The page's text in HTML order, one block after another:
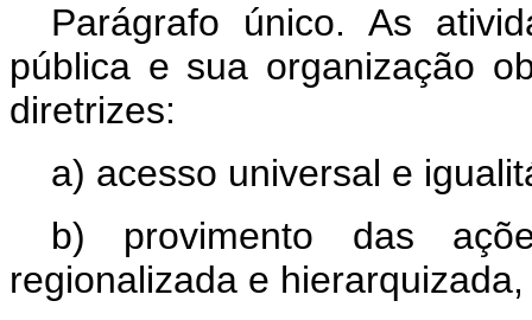
Parágrafo único. As
pública e sua organização
diretrizes:
a) acesso universal e
b) provimento das
regionalizada e